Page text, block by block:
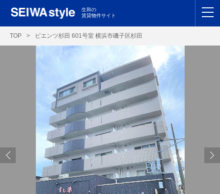
生和の
賃貸物件サイト
TOP
支店一覧
SEIWAの管理
TOP > ビエンツ杉田 601号室 横浜市磯子区杉田